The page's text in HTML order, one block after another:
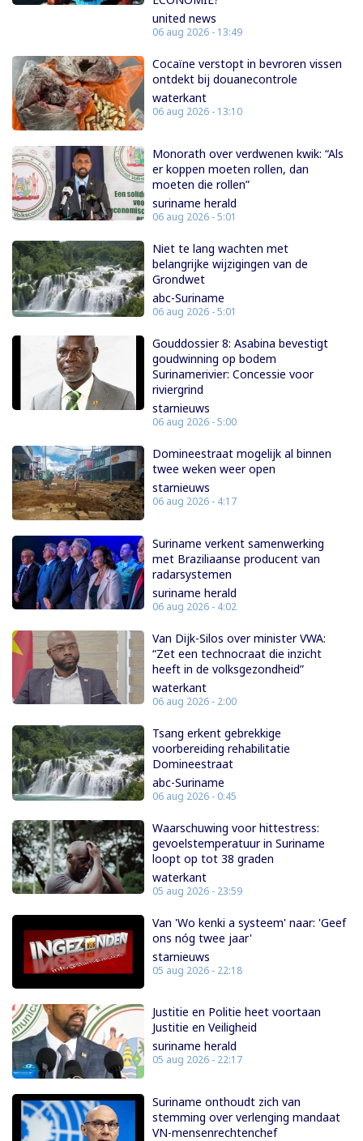
united news
06 aug 2026 - 13:49
Cocaïne verstopt in bevroren vissen
ontdekt bij douanecontrole
waterkant
06 aug 2026 - 13:10
Monorath over verdwenen kwik: “Als
er koppen moeten rollen, dan
moeten die rollen”
suriname herald
06 aug 2026 - 5:01
Niet te lang wachten met
belangrijke wijzigingen van de
Grondwet
abc-Suriname
06 aug 2026 - 5:01
Gouddossier 8: Asabina bevestigt
goudwinning op bodem
Surinamerivier: Concessie voor
riviergrind
starnieuws
06 aug 2026 - 5:00
Domineestraat mogelijk al binnen
twee weken weer open
starnieuws
06 aug 2026 - 4:17
Suriname verkent samenwerking
met Braziliaanse producent van
radarsystemen
suriname herald
06 aug 2026 - 4:02
Van Dijk-Silos over minister VWA:
“Zet een technocraat die inzicht
heeft in de volksgezondheid”
waterkant
06 aug 2026 - 2:00
Tsang erkent gebrekkige
voorbereiding rehabilitatie
Domineestraat
abc-Suriname
06 aug 2026 - 0:45
Waarschuwing voor hittestress:
gevoelstemperatuur in Suriname
loopt op tot 38 graden
waterkant
05 aug 2026 - 23:59
Van 'Wo kenki a systeem' naar: 'Geef
ons nóg twee jaar'
starnieuws
05 aug 2026 - 22:18
Justitie en Politie heet voortaan
Justitie en Veiligheid
suriname herald
05 aug 2026 - 22:17
Suriname onthoudt zich van
stemming over verlenging mandaat
VN-mensenrechtenchef